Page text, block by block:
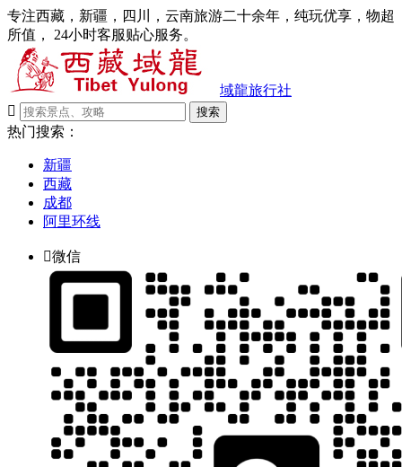
专注西藏，新疆，四川，云南旅游二十余年，纯玩优享，物超
所值， 24小时客服贴心服务。
域龍旅行社

搜索
热门搜索：
新疆
西藏
成都
阿里环线
微信